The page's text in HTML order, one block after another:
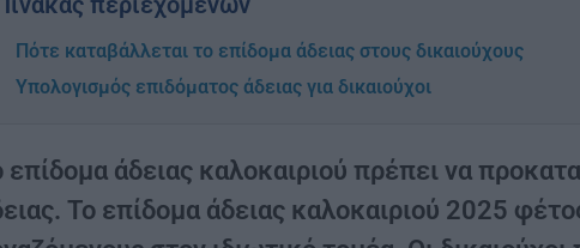
Πότε καταβάλλεται το επίδομα άδειας στους δικαιούχους
Υπολογισμός επιδόματος άδειας για δικαιούχοι
επίδομα άδειας καλοκαιριού πρέπει να
Το επίδομα άδειας καλοκαιριού 2025